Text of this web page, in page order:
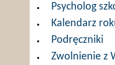
Psycholog
Kalendarz
Podręczniki
Zwolnienie z